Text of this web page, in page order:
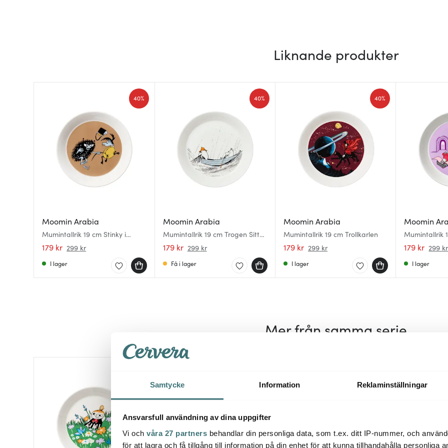
Samtycke Information Reklaminställningar
Ansvarsfull användning av dina uppgifter
Vi och våra 27 partners behandlar din personliga data, som t.ex. ditt IP-nummer, och
för att lagra och få tillgång till information på din enhet för att kunna tillhandahålla personliga
Liknande produkter
Moomin Arabia
Mumintallrik 19 cm Stinky i
Farten
179 kr 299 kr
40%
I lager
Moomin Arabia
Mumintallrik 19 cm Trogen Sitt
Ursprung
179 kr 299 kr
40%
Få i lager
Moomin Arabia
Mumintallrik 19 cm Trollkarlen
179 kr 299 kr
40%
I lager
Moomin
Mumintallrik
179 kr 299 kr
I lager
Mer från samma serie